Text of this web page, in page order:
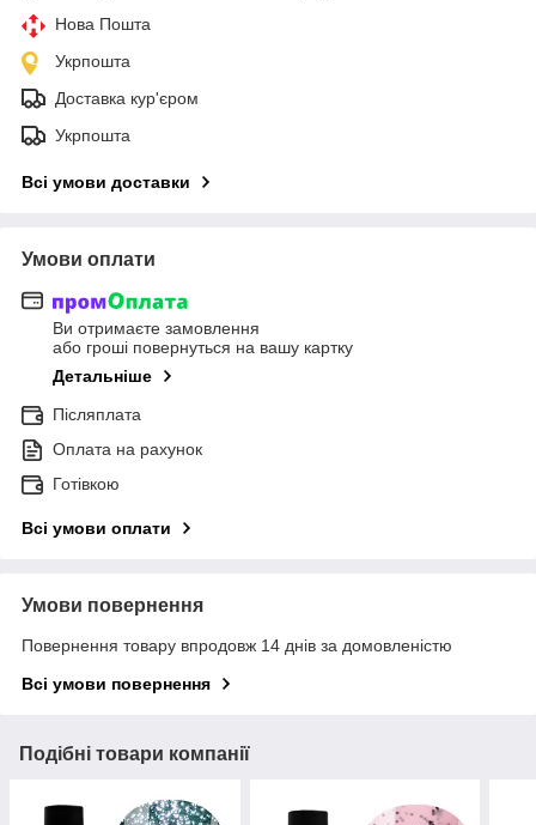
Нова Пошта
Укрпошта
Доставка кур'єром
Укрпошта
Всі умови доставки
Умови оплати
Ви отримаєте замовлення
або гроші повернуться на вашу картку
Детальніше
Післяплата
Оплата на рахунок
Готівкою
Всі умови оплати
Умови повернення
Повернення товару впродовж 14 днів за домовленістю
Всі умови повернення
Подібні товари компанії